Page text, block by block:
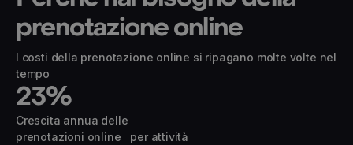
prenotazione online
I costi della prenotazione online si ripagano molte volte nel
tempo
23%
Crescita annua delle
prenotazioni online per attività